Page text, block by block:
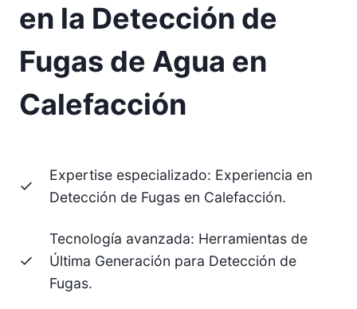
en la Detección de
Fugas de Agua en
Calefacción
Expertise especializado: Experiencia en
Detección de Fugas en Calefacción.
Tecnología avanzada: Herramientas de
Última Generación para Detección de
Fugas.